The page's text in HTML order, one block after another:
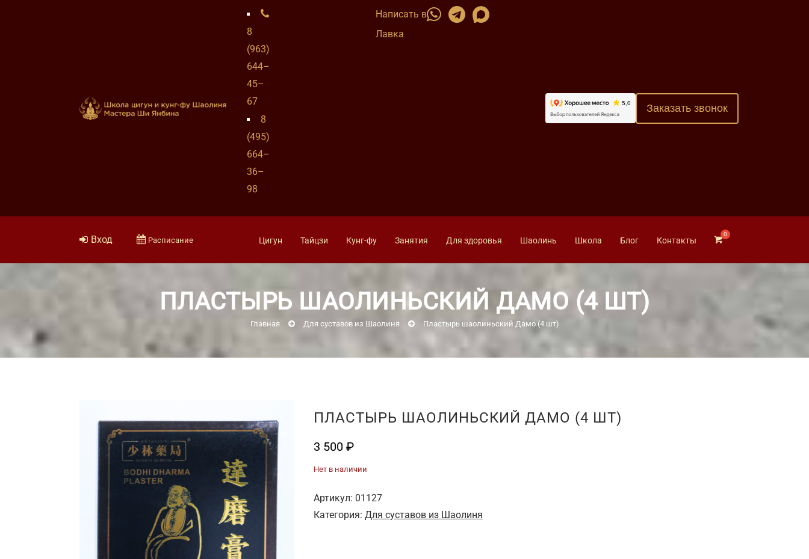
8
(963)
644–
45–
67
8
(495)
664–
36–
98
Написать в
Лавка
Заказать звонок
Вход Расписание Цигун Тайцзи Кунг-фу Занятия Для здоровья Шаолинь Школа Блог Контакты
ПЛАСТЫРЬ ШАОЛИНЬСКИЙ ДАМО (4 ШТ)
Главная Для суставов из Шаолиня Пластырь шаолиньский Дамо (4 шт)
ПЛАСТЫРЬ ШАОЛИНЬСКИЙ ДАМО (4 ШТ)
3 500 ₽
Нет в наличии
Артикул: 01127
Категория: Для суставов из Шаолиня